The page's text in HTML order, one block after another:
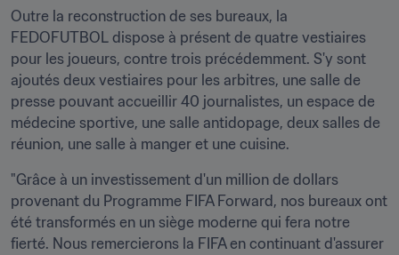
Outre la reconstruction de ses bureaux, la
FEDOFUTBOL dispose à présent de quatre vestiaires
pour les joueurs, contre trois précédemment. S'y sont
ajoutés deux vestiaires pour les arbitres, une salle de
presse pouvant accueillir 40 journalistes, un espace de
médecine sportive, une salle antidopage, deux salles de
réunion, une salle à manger et une cuisine.
"Grâce à un investissement d'un million de dollars
provenant du Programme FIFA Forward, nos bureaux ont
été transformés en un siège moderne qui fera notre
fierté. Nous remercierons la FIFA en continuant d'assurer